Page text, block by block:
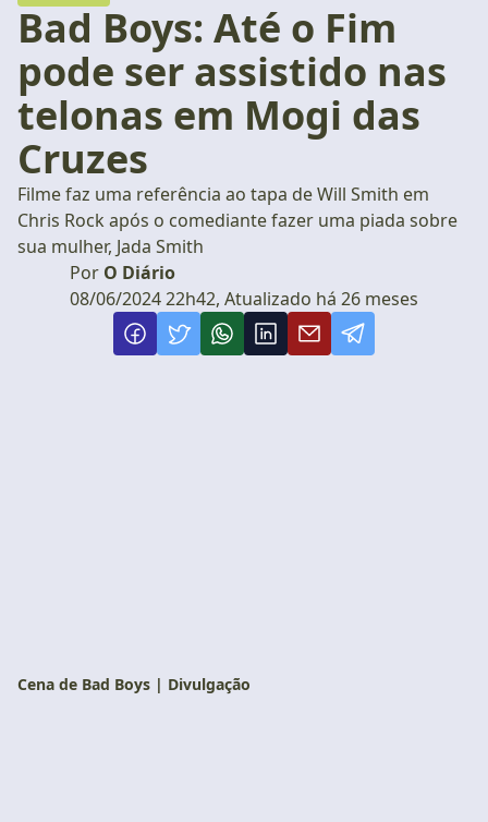
Bad Boys: Até o Fim
pode ser assistido nas
telonas em Mogi das
Cruzes
Filme faz uma referência ao tapa de Will Smith em
Chris Rock após o comediante fazer uma piada sobre
sua mulher, Jada Smith
Por O Diário
08/06/2024 22h42, Atualizado há 26 meses
Cena de Bad Boys | Divulgação